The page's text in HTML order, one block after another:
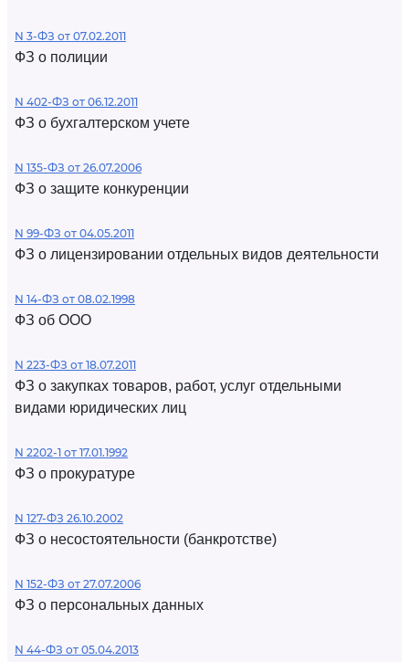
N 3-ФЗ от 07.02.2011
ФЗ о полиции
N 402-ФЗ от 06.12.2011
ФЗ о бухгалтерском учете
N 135-ФЗ от 26.07.2006
ФЗ о защите конкуренции
N 99-ФЗ от 04.05.2011
ФЗ о лицензировании отдельных видов деятельности
N 14-ФЗ от 08.02.1998
ФЗ об ООО
N 223-ФЗ от 18.07.2011
ФЗ о закупках товаров, работ, услуг отдельными
видами юридических лиц
N 2202-1 от 17.01.1992
ФЗ о прокуратуре
N 127-ФЗ 26.10.2002
ФЗ о несостоятельности (банкротстве)
N 152-ФЗ от 27.07.2006
ФЗ о персональных данных
N 44-ФЗ от 05.04.2013